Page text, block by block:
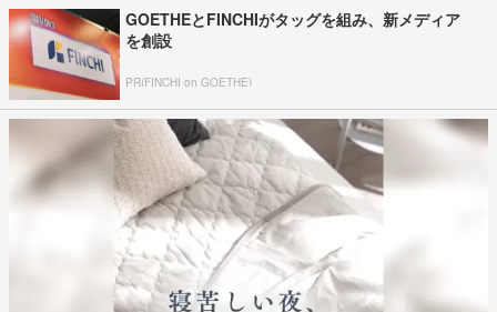
GOETHEとFINCHIがタッグを組み、新メディア
を創設
PR(FINCHI on GOETHE)